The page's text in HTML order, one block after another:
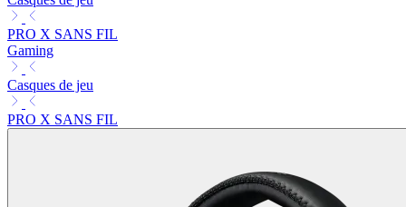
PRO X SANS FIL
Gaming
Casques de jeu
PRO X SANS FIL